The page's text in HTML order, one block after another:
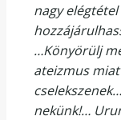
nagy
…Könyörülj
ateizmus
nekünk!…